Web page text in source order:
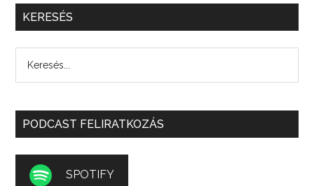
KERESÉS
PODCAST FELIRATKOZÁS
SPOTIFY